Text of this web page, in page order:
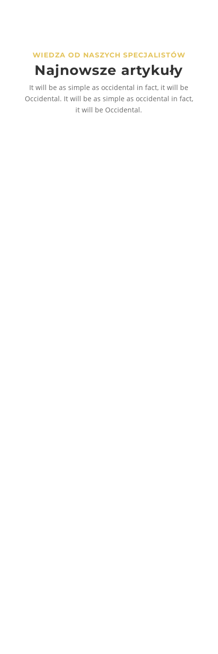
stronie
produktu
WIEDZA OD NASZYCH SPECJALISTÓW
Najnowsze artykuły
It will be as simple as occidental in fact, it will be
Occidental. It will be as simple as occidental in fact,
it will be Occidental.